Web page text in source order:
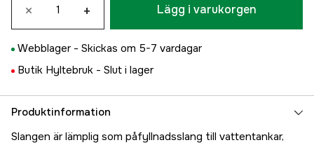
× + Lägg i varukorgen
Webblager - Skickas om 5-7 vardagar
Butik Hyltebruk - Slut i lager
Produktinformation
Slangen är lämplig som påfyllnadsslang till vattentankar,